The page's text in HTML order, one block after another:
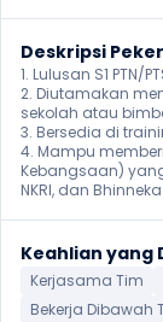
Deskripsi
1. Lulusan S1
2. Diutamakan
sekolah atau
3. Bersedia di
4. Mampu
Kebangsaan)
NKRI, dan
Keahlian yang
Kerjasama Tim
Bekerja Dibawah